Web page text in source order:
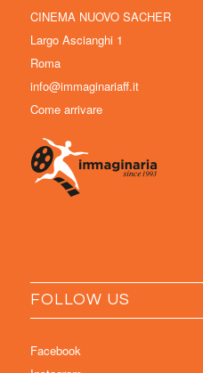
CINEMA NUOVO SACHER
Largo Ascianghi 1
Roma
info@immaginariaff.it
Come arrivare
FOLLOW US
Facebook